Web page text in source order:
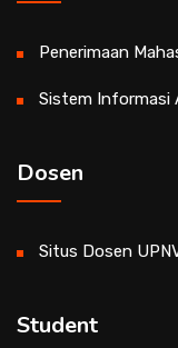
Penerimaan
Sistem Informasi
Dosen
Situs Dosen
Student